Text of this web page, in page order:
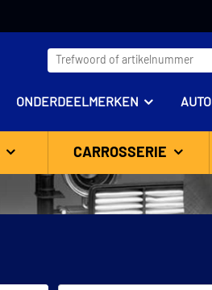
ONDERDEELMERKEN
CARROSSERIE